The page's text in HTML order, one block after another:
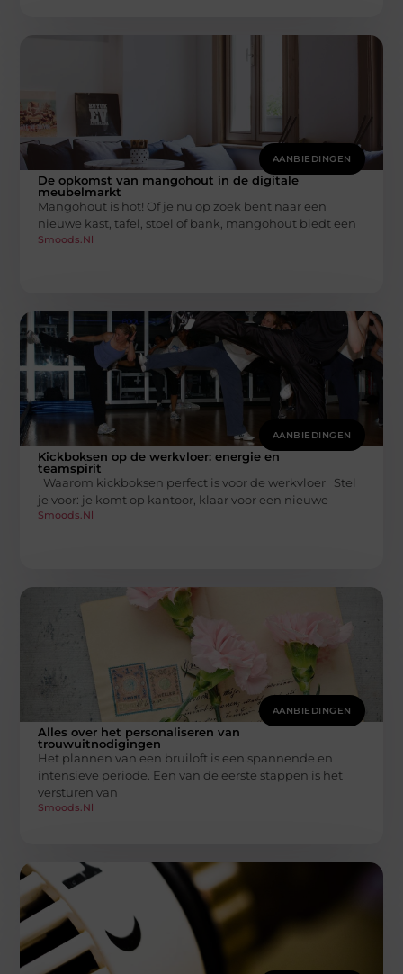
AANBIEDINGEN
De opkomst van mangohout in de digitale
meubelmarkt
Mangohout is hot! Of je nu op zoek bent naar een
nieuwe kast, tafel, stoel of bank, mangohout biedt een
Smoods.nl
AANBIEDINGEN
Kickboksen op de werkvloer: energie en
teamspirit
Waarom kickboksen perfect is voor de werkvloer Stel
je voor: je komt op kantoor, klaar voor een nieuwe
Smoods.nl
AANBIEDINGEN
Alles over het personaliseren van
trouwuitnodigingen
Het plannen van een bruiloft is een spannende en
intensieve periode. Een van de eerste stappen is het
versturen van
Smoods.nl